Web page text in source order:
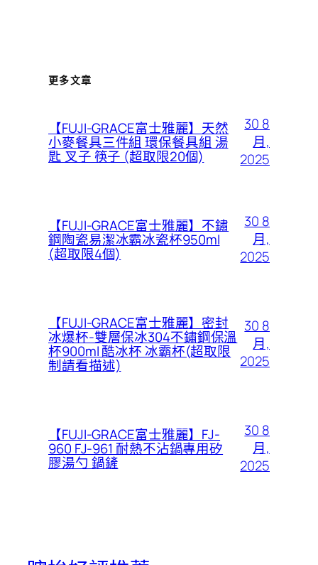
更多文章
【FUJI-GRACE富士雅麗】天然
小麥餐具三件組 環保餐具組 湯
匙 叉子 筷子 (超取限20個)
30 8
月,
2025
【FUJI-GRACE富士雅麗】不鏽
鋼陶瓷易潔冰霸冰瓷杯950ml
(超取限4個)
30 8
月,
2025
【FUJI-GRACE富士雅麗】密封
冰爆杯-雙層保冰304不鏽鋼保溫
杯900ml 酷冰杯 冰霸杯(超取限
制請看描述)
30 8
月,
2025
【FUJI-GRACE富士雅麗】FJ-
960 FJ-961 耐熱不沾鍋專用矽
膠湯勺 鍋鏟
30 8
月,
2025